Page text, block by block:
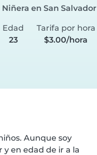
Niñera en San Salvador
Edad
23
Tarifa por hora
$3.00/hora
Aunque soy
en edad de ir a la